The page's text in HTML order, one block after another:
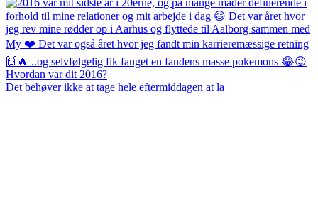
Det behøver ikke at tage hele eftermiddagen at la